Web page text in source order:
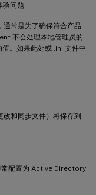
验问题
通常是为了确保符合产品
不会处理本地管理员的
。如果此处或 .ini 文件中
改和同步文件）将保存到
常配置为 Active Directory